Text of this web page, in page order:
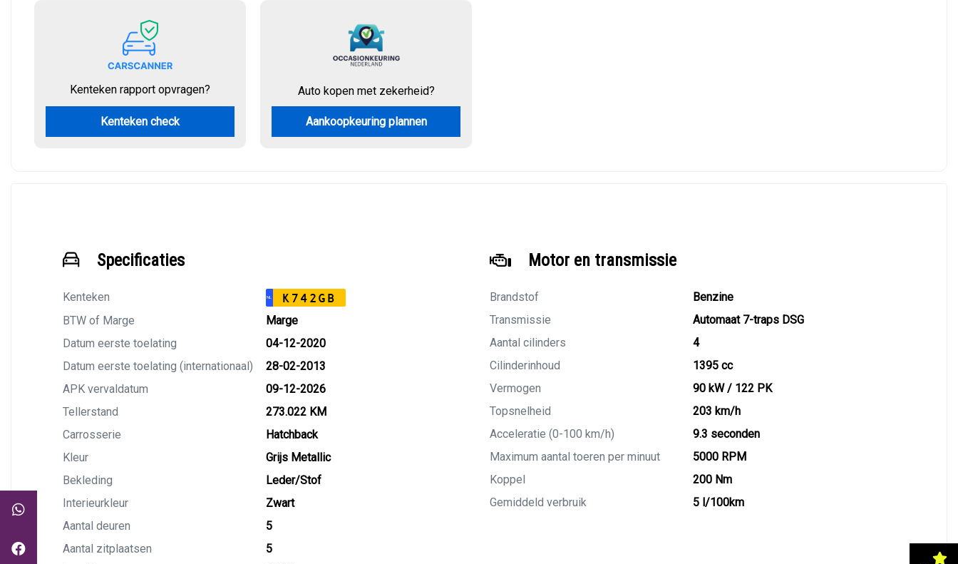
Kenteken rapport opvragen?
Kenteken check
Auto kopen met zekerheid?
Aankoopkeuring plannen
Specificaties
Kenteken NL K742GB
BTW of Marge
Marge
Datum eerste toelating
04-12-2020
Datum eerste toelating (internationaal)
28-02-2013
APK vervaldatum
09-12-2026
Tellerstand
273.022 KM
Carrosserie
Hatchback
Kleur
Grijs Metallic
Bekleding
Leder/Stof
Interieurkleur
Zwart
Aantal deuren
5
Aantal zitplaatsen
5
Motor en transmissie
Brandstof
Benzine
Transmissie
Automaat 7-traps DSG
Aantal cilinders
4
Cilinderinhoud
1395 cc
Vermogen
90 kW / 122 PK
Topsnelheid
203 km/h
Acceleratie (0-100 km/h)
9.3 seconden
Maximum aantal toeren per minuut
5000 RPM
Koppel
200 Nm
Gemiddeld verbruik
5 l/100km